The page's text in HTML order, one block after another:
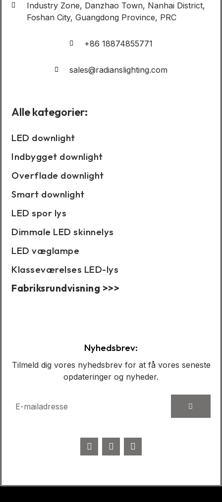
Industry Zone, Danzhao Town, Nanhai District,
Foshan City, Guangdong Province, PRC
+86 18874855771
sales@radianslighting.com
Alle kategorier:
LED downlight
Indbygget downlight
Overflade downlight
Smart downlight
LED spor lys
Dimmale LED skinnelys
LED væglampe
Klasseværelses LED-lys
Fabriksrundvisning >>>
Nyhedsbrev:
Tilmeld dig vores nyhedsbrev for at få vores seneste
opdateringer og nyheder.